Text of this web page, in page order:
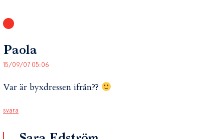
Paola
15/09/07 05:06
Var är byxdressen ifrån??
svara